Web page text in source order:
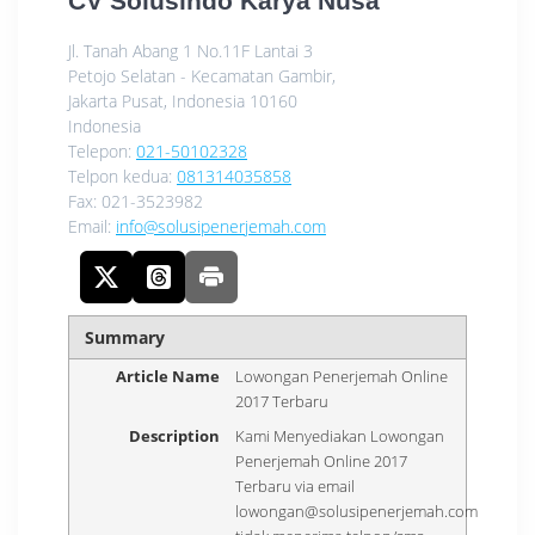
Jl. Tanah Abang 1 No.11F Lantai 3
Petojo Selatan - Kecamatan Gambir,
Jakarta Pusat, Indonesia 10160
Indonesia
Telepon: 021-50102328
Telpon kedua: 081314035858
Fax: 021-3523982
Email: info@solusipenerjemah.com
Summary
Article Name
Lowongan Penerjemah Online
2017 Terbaru
Description
Kami Menyediakan Lowongan
Penerjemah Online 2017
Terbaru via email
lowongan@solusipenerjemah.com